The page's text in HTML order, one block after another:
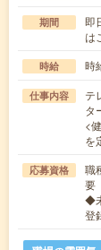
期間
即
は
時給 時
仕事内容
テ
タ
<
を
応募資格
職
要
◆
登